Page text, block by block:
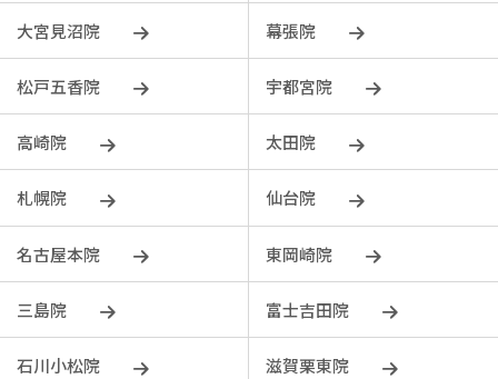
大宮見沼院 幕張院
松戸五香院 宇都宮院
⾼崎院 太田院
札幌院 仙台院
名古屋本院 東岡崎院
三島院 富士吉田院
石川小松院 滋賀栗東院